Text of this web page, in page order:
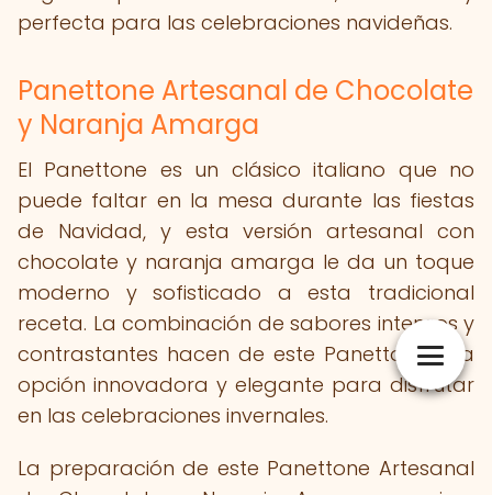
perfecta para las celebraciones navideñas.
Panettone Artesanal de Chocolate
y Naranja Amarga
El Panettone es un clásico italiano que no
puede faltar en la mesa durante las fiestas
de Navidad, y esta versión artesanal con
chocolate y naranja amarga le da un toque
moderno y sofisticado a esta tradicional
receta. La combinación de sabores intensos y
contrastantes hacen de este Panettone una
opción innovadora y elegante para disfrutar
en las celebraciones invernales.
La preparación de este Panettone Artesanal